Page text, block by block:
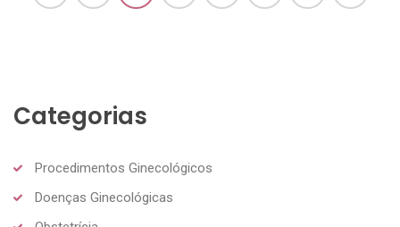
Categorias
Procedimentos Ginecológicos
Doenças Ginecológicas